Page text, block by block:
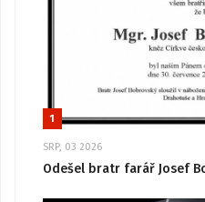
1
SRP, 03 2026
Odešel bratr farář Josef